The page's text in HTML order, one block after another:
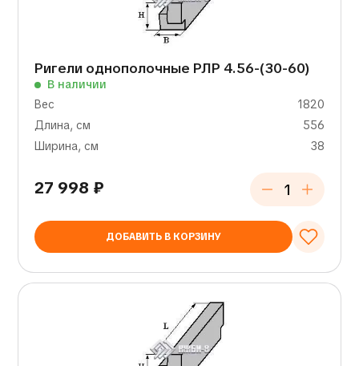
Ригели однополочные РЛР 4.56-(30-60)
В наличии
Вес
1820
Длина, см
556
Ширина, см
38
27 998 ₽
ДОБАВИТЬ В КОРЗИНУ